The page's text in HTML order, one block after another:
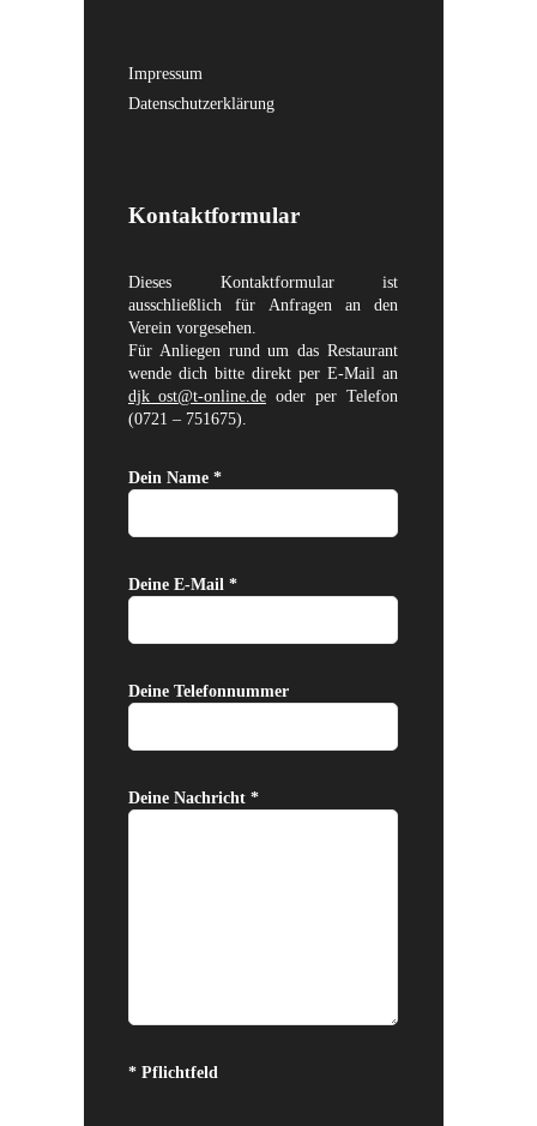
Impressum
Datenschutzerklärung
Kontaktformular
Dieses Kontaktformular ist
ausschließlich für Anfragen an den
Verein vorgesehen.
Für Anliegen rund um das Restaurant
wende dich bitte direkt per E-Mail an
djk_ost@t-online.de oder per Telefon
(0721 – 751675).
Dein Name *
Deine E-Mail *
Deine Telefonnummer
Deine Nachricht *
Bitte lasse dieses Feld leer.
* Pflichtfeld